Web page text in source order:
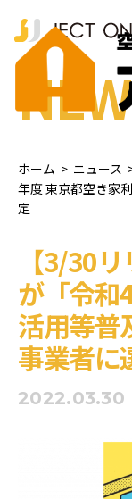
ホーム > ニュース
年度 東京都空き家
定
【3/30
が「令和
活用等普
事業者に
2022.03.30